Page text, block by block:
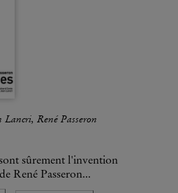
René Passeron
sûrement l'invention
René Passeron...